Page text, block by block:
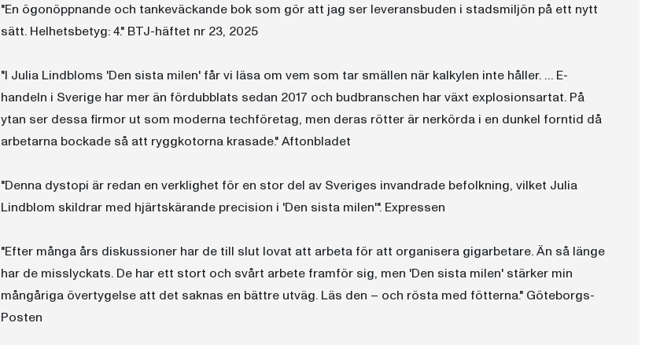
"En ögonöppnande och tankeväckande bok som gör att jag ser leveransbuden i stadsmiljön på ett nytt
sätt. Helhetsbetyg: 4." BTJ-häftet nr 23, 2025
"I Julia Lindbloms 'Den sista milen' får vi läsa om vem som tar smällen när kalkylen inte håller. … E-
handeln i Sverige har mer än fördubblats sedan 2017 och budbranschen har växt explosionsartat. På
ytan ser dessa firmor ut som moderna techföretag, men deras rötter är nerkörda i en dunkel forntid då
arbetarna bockade så att ryggkotorna krasade." Aftonbladet
"Denna dystopi är redan en verklighet för en stor del av Sveriges invandrade befolkning, vilket Julia
Lindblom skildrar med hjärtskärande precision i 'Den sista milen'". Expressen
"Efter många års diskussioner har de till slut lovat att arbeta för att organisera gigarbetare. Än så länge
har de misslyckats. De har ett stort och svårt arbete framför sig, men 'Den sista milen' stärker min
mångåriga övertygelse att det saknas en bättre utväg. Läs den – och rösta med fötterna." Göteborgs-
Posten